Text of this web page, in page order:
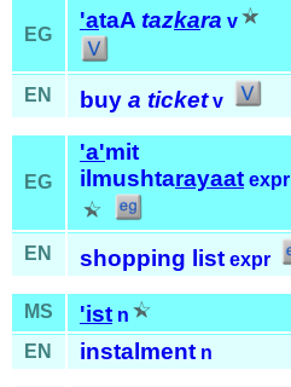
EG
'ataA tazkara v
EN buy a ticket v
EG
'a'mit
ilmushtarayaat expr
EN shopping list expr
MS 'ist n
EN instalment n